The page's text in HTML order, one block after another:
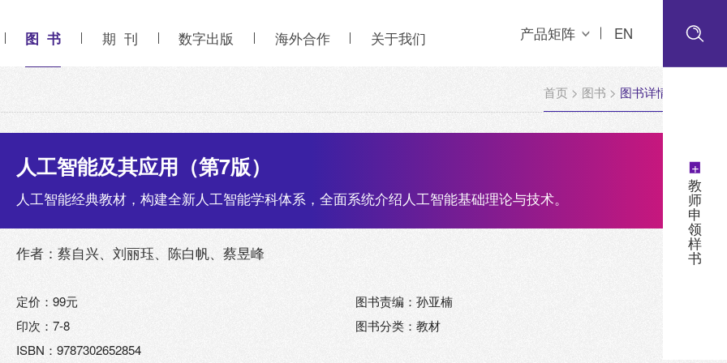
图 书 期 刊 数字出版 海外合作 关于我们 产品矩阵 EN
+
教
师
申
领
样
书
首页 > 图书 > 图书详情
人工智能及其应用（第7版）
人工智能经典教材，构建全新人工智能学科体系，全面系统介绍人工智能基础理论与技术。
作者：蔡自兴、刘丽珏、陈白帆、蔡昱峰
定价：99元
印次：7-8
ISBN：9787302652854
图书责编：孙亚楠
图书分类：教材